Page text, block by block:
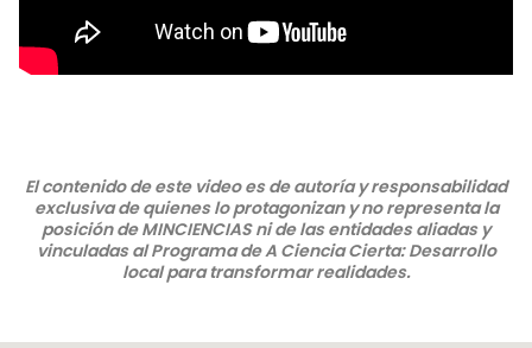
El contenido de este video es de autoría y responsabilidad
exclusiva de quienes lo protagonizan y no representa la
posición de MINCIENCIAS ni de las entidades aliadas y
vinculadas al Programa de A Ciencia Cierta: Desarrollo
local para transformar realidades.